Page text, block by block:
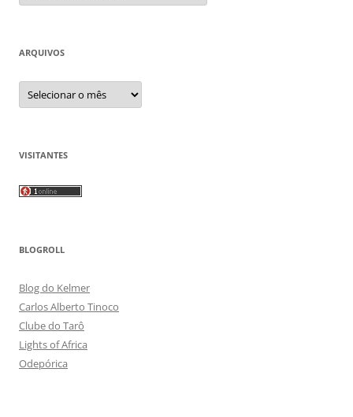
ARQUIVOS
Arquivos
VISITANTES
BLOGROLL
Blog do Kelmer
Carlos Alberto Tinoco
Clube do Tarô
Lights of Africa
Odepórica